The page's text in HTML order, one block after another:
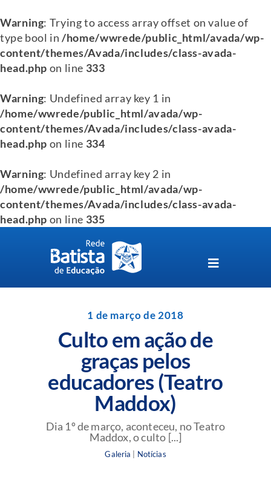
Warning: Trying to access array offset on value of
type bool in/home/wwrede/public_html/avada/wp-
content/themes/Avada/includes/class-avada-
head.php on line 333
Warning: Undefined array key 1 in
/home/wwrede/public_html/avada/wp-
content/themes/Avada/includes/class-avada-
head.php on line 334
Warning: Undefined array key 2 in
/home/wwrede/public_html/avada/wp-
content/themes/Avada/includes/class-avada-
head.php on line 335
Toggle
Navigation
Perguntas Frequentes
Blog da Rede Batista
1 de março de 2018
Culto em ação de
graças pelos
educadores (Teatro
Maddox)
Dia 1º de março, aconteceu, no Teatro
Maddox, o culto [...]
Galeria Notícias